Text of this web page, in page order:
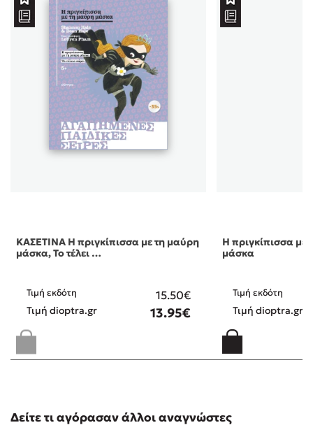
ΚΑΣΕΤΙΝΑ Η πριγκίπισσα με τη μαύρη
μάσκα, Το τέλει …
Τιμή εκδότη 15.50€
Τιμή dioptra.gr 13.95€
Η πριγκίπισσα με
μάσκα
Τιμή εκδότη
Τιμή dioptra.gr
Δείτε τι αγόρασαν άλλοι αναγνώστες